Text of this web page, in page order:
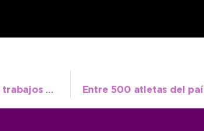
La Delegación de Juan N. Fernández realiza constantes trabajos de mantenimiento urbano